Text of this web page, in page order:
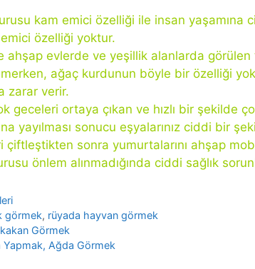
kam emici özelliği ile insan yaşamına
özelliği yoktur.
ahşap evlerde ve yeşillik alanlarda görülen
ağaç kurdunun böyle bir özelliği
zarar verir.
geceleri ortaya çıkan ve hızlı bir şekilde
yayılması sonucu eşyalarınız ciddi bir
çiftleştikten sonra yumurtalarını ahşap
önlem alınmadığında ciddi sağlık
görmek, rüyada hayvan görmek
Görmek
Yapmak, Ağda Görmek